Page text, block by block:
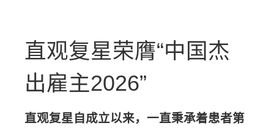
直观复星荣膺“中国杰
出雇主2026”
直观复星自成立以来，一直秉承着患者第